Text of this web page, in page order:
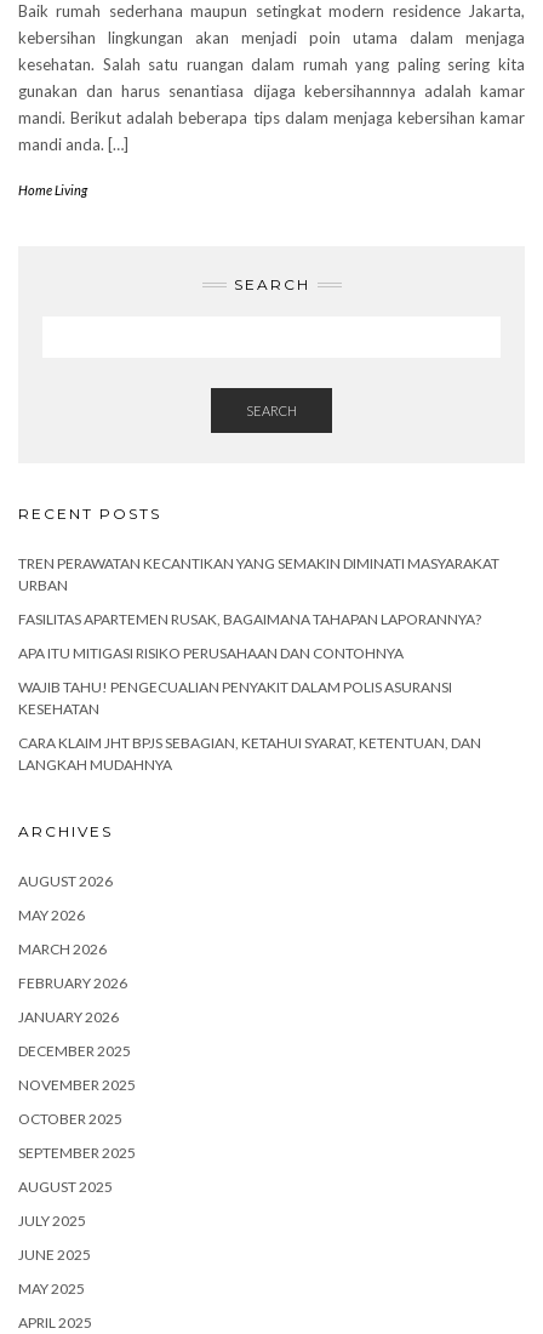
Baik rumah sederhana maupun setingkat modern residence Jakarta,
kebersihan lingkungan akan menjadi poin utama dalam menjaga
kesehatan. Salah satu ruangan dalam rumah yang paling sering kita
gunakan dan harus senantiasa dijaga kebersihannnya adalah kamar
mandi. Berikut adalah beberapa tips dalam menjaga kebersihan kamar
mandi anda. […]
Home Living
SEARCH
SEARCH
RECENT POSTS
TREN PERAWATAN KECANTIKAN YANG SEMAKIN DIMINATI MASYARAKAT
URBAN
FASILITAS APARTEMEN RUSAK, BAGAIMANA TAHAPAN LAPORANNYA?
APA ITU MITIGASI RISIKO PERUSAHAAN DAN CONTOHNYA
WAJIB TAHU! PENGECUALIAN PENYAKIT DALAM POLIS ASURANSI
KESEHATAN
CARA KLAIM JHT BPJS SEBAGIAN, KETAHUI SYARAT, KETENTUAN, DAN
LANGKAH MUDAHNYA
ARCHIVES
AUGUST 2026
MAY 2026
MARCH 2026
FEBRUARY 2026
JANUARY 2026
DECEMBER 2025
NOVEMBER 2025
OCTOBER 2025
SEPTEMBER 2025
AUGUST 2025
JULY 2025
JUNE 2025
MAY 2025
APRIL 2025